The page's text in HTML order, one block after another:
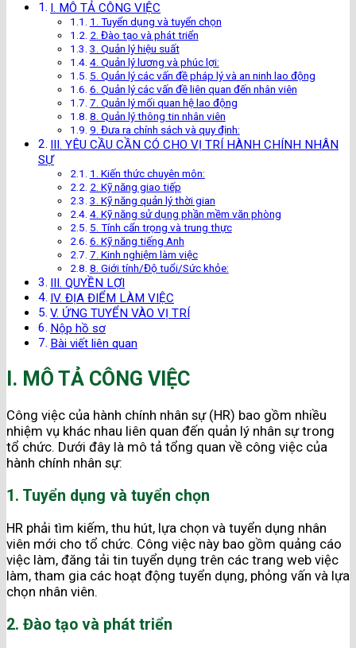
I. MÔ TẢ CÔNG VIỆC
1. Tuyển dụng và tuyển chọn
2. Đào tạo và phát triển
3. Quản lý hiệu suất
4. Quản lý lương và phúc lợi:
5. Quản lý các vấn đề pháp lý và an ninh lao động
6. Quản lý các vấn đề liên quan đến nhân viên
7. Quản lý mối quan hệ lao động
8. Quản lý thông tin nhân viên
9. Đưa ra chính sách và quy định:
III. YÊU CẦU CẦN CÓ CHO VỊ TRÍ HÀNH CHÍNH NHÂN
SỰ
1. Kiến thức chuyên môn:
2. Kỹ năng giao tiếp
3. Kỹ năng quản lý thời gian
4. Kỹ năng sử dụng phần mềm văn phòng
5. Tính cẩn trọng và trung thực
6. Kỹ năng tiếng Anh
7. Kinh nghiệm làm việc
8. Giới tính/Độ tuổi/Sức khỏe:
III. QUYỀN LỢI
IV. ĐỊA ĐIỂM LÀM VIỆC
V. ỨNG TUYỂN VÀO VỊ TRÍ
Nộp hồ sơ
Bài viết liên quan
I. MÔ TẢ CÔNG VIỆC
Công việc của hành chính nhân sự (HR) bao gồm nhiều
nhiệm vụ khác nhau liên quan đến quản lý nhân sự trong
tổ chức. Dưới đây là mô tả tổng quan về công việc của
hành chính nhân sự:
1. Tuyển dụng và tuyển chọn
HR phải tìm kiếm, thu hút, lựa chọn và tuyển dụng nhân
viên mới cho tổ chức. Công việc này bao gồm quảng cáo
việc làm, đăng tải tin tuyển dụng trên các trang web việc
làm, tham gia các hoạt động tuyển dụng, phỏng vấn và lựa
chọn nhân viên.
2. Đào tạo và phát triển